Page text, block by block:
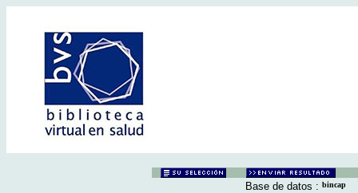
Base de datos : bincap